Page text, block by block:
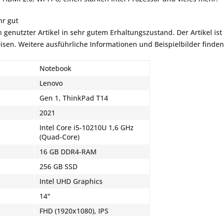
gut
genutzter Artikel in sehr gutem Erhaltungszustand. Der Artikel
Weitere ausführliche Informationen und Beispielbilder
Notebook
Lenovo
Gen 1, ThinkPad T14
2021
Intel Core i5-10210U 1,6 GHz
(Quad-Core)
16 GB DDR4-RAM
256 GB SSD
Intel UHD Graphics
14"
FHD (1920x1080), IPS